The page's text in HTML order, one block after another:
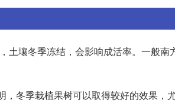
土壤冬季冻结，会影响成活率。一般南
冬季栽植果树可以取得较好的效果，